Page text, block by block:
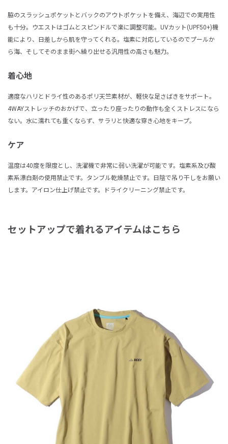
脇のスラッシュポケットとバックのアウトポケットを備え、海辺での実用性
も十分。ウエストはゴムとスピンドルで楽に調整可能。UVカット(UPF50+)機
能により、日差しから肌を守ってくれる。塩素に対応しているのでプールか
ら海、そしてそのまま街へ繰り出せる汎用性の高さも魅力。
着心地
適度なハリとドライ性のあるポリ天竺素材が、軽快な足さばきをサポート。
4WAYストレッチのおかげで、立ったり座ったりの動作も全くストレスになら
ない。水に濡れても重くならず、サラリと快適な穿き心地をキープ。
ケア
温度は40度を限度とし、洗濯機で非常に弱い洗濯が可能です。塩素系及び酸
素系漂白剤の使用禁止です。タンブル乾燥禁止です。日陰で吊り干しをお願い
します。アイロン仕上げ禁止です。ドライクリーニング禁止です。
セットアップで着れるアイテムはこちら